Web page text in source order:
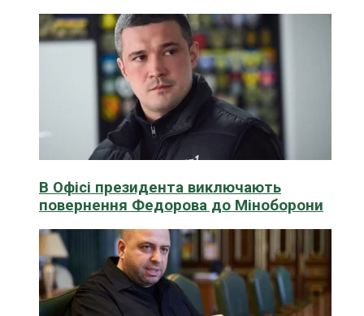
В Офісі президента виключають
повернення Федорова до Міноборони